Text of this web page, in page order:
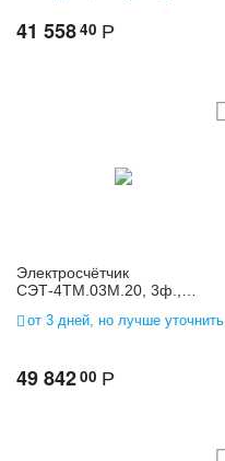
41 55840 Р
Электросчётчик
СЭТ-4ТМ.03М.20, 3ф.,
115)/(100-200), 1(2)
от 3 дней, но лучше уточнить
49 84200 Р